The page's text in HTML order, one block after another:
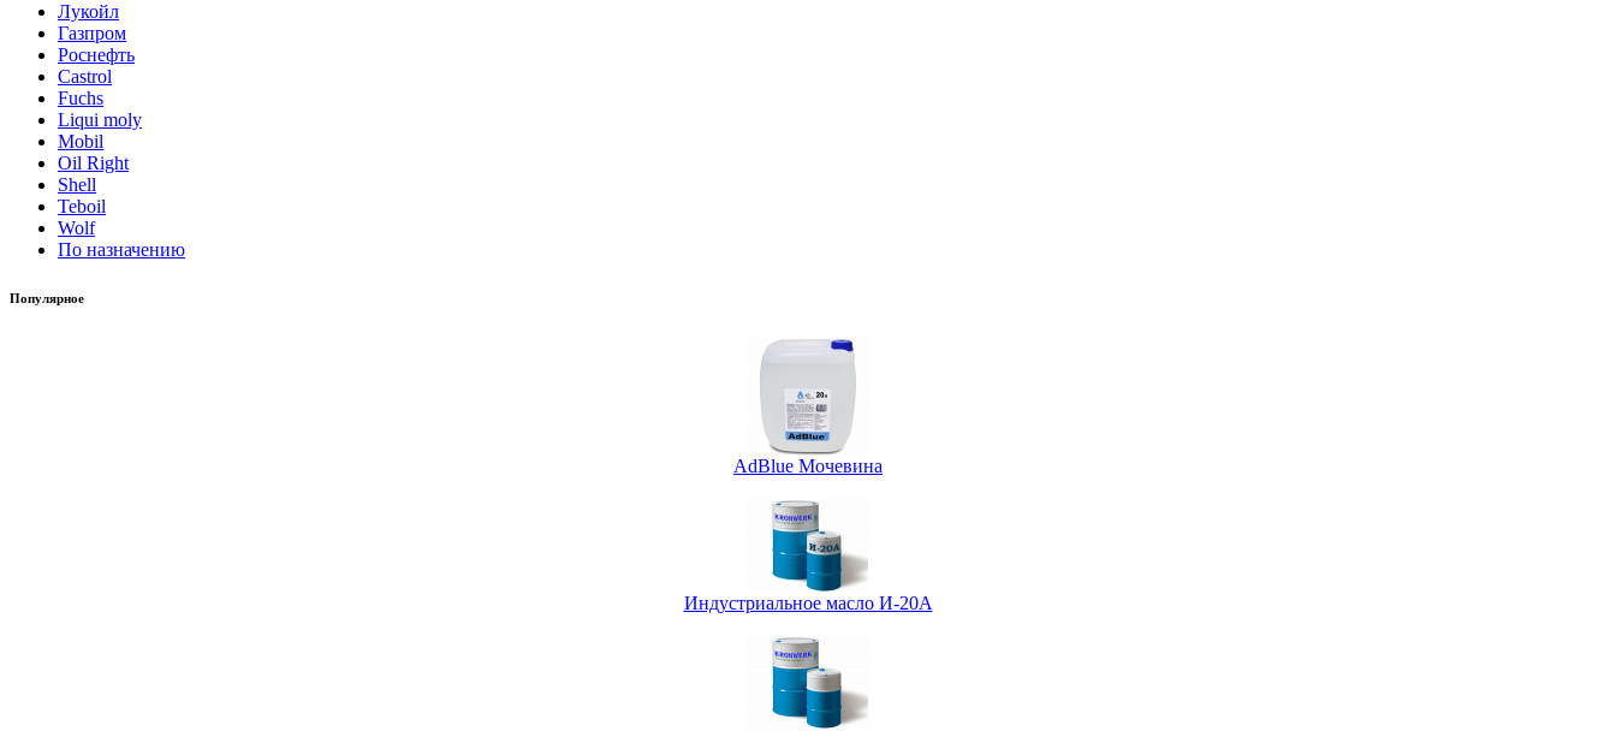
Лукойл
Газпром
Роснефть
Castrol
Fuchs
Liqui moly
Mobil
Oil Right
Shell
Teboil
Wolf
По назначению
Популярное
AdBlue Мочевина
Индустриальное масло И-20А